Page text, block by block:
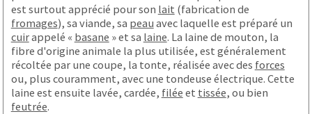
est surtout apprécié pour son lait (fabrication de
fromages), sa viande, sa peau avec laquelle est préparé un
cuirappelé « basane » et sa laine. La laine de mouton, la
fibre d'origine animale la plus utilisée, est généralement
récoltée par une coupe, la tonte, réalisée avec des forces
ou, plus couramment, avec une tondeuse électrique. Cette
laine est ensuite lavée, cardée, filée et tissée, ou bien
feutrée.